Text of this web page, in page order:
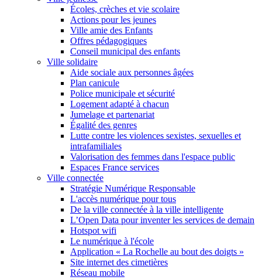
Écoles, crèches et vie scolaire
Actions pour les jeunes
Ville amie des Enfants
Offres pédagogiques
Conseil municipal des enfants
Ville solidaire
Aide sociale aux personnes âgées
Plan canicule
Police municipale et sécurité
Logement adapté à chacun
Jumelage et partenariat
Égalité des genres
Lutte contre les violences sexistes, sexuelles et
intrafamiliales
Valorisation des femmes dans l'espace public
Espaces France services
Ville connectée
Stratégie Numérique Responsable
L'accès numérique pour tous
De la ville connectée à la ville intelligente
L’Open Data pour inventer les services de demain
Hotspot wifi
Le numérique à l'école
Application « La Rochelle au bout des doigts »
Site internet des cimetières
Réseau mobile